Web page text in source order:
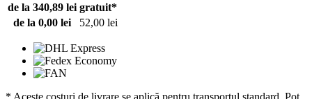
de la 340,89 lei gratuit*
de la 0,00 lei
52,00 lei
* Aceste costuri de livrare se aplică pentru transportul standard. Pot